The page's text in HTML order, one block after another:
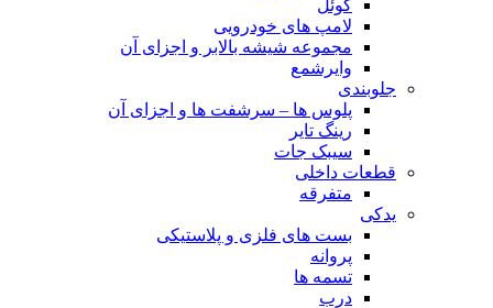
کوئل
لامپ های خودرویی
مجموعه شیشه بالابر و اجزای آن
وایرشمع
جلوبندی
پلوس ها – سرشفت ها و اجزای آن
رینگ تایر
سیبک جات
قطعات داخلی
متفرقه
یدکی
بست های فلزی و پلاستیکی
پروانه
تسمه ها
درب